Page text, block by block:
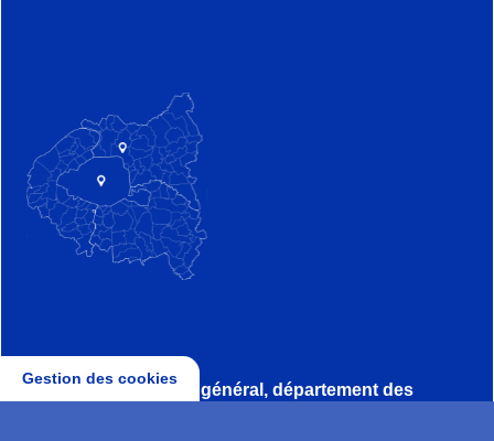
Direction, secrétariat général, département des
Gestion des cookies